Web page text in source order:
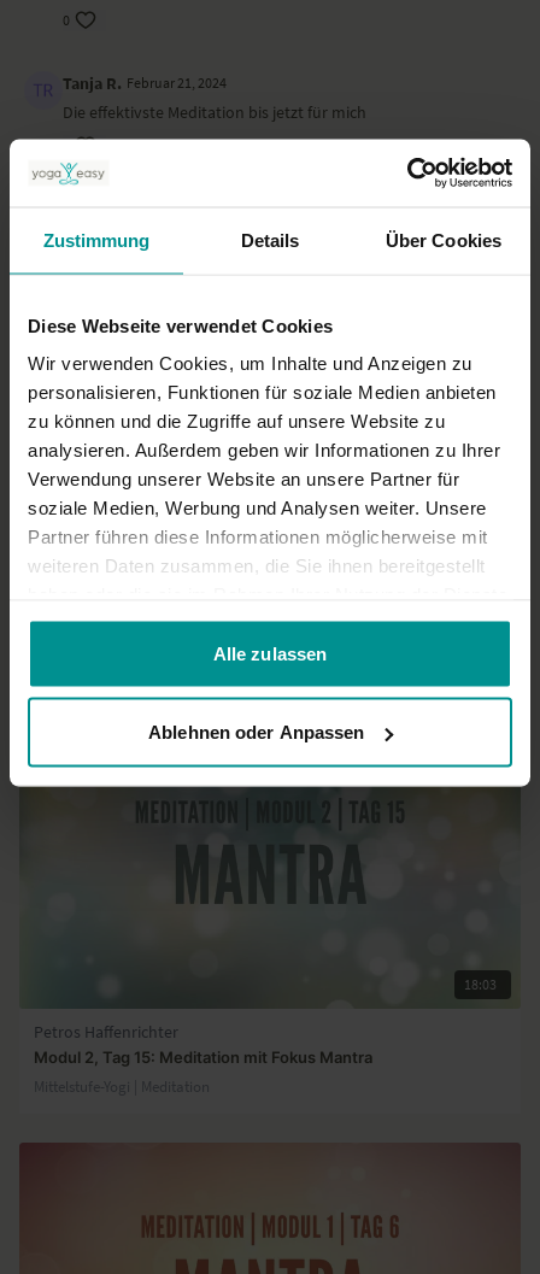
Zustimmung Details Über Cookies
Diese Webseite verwendet Cookies
Wir verwenden Cookies, um Inhalte und Anzeigen zu
personalisieren, Funktionen für soziale Medien anbieten
zu können und die Zugriffe auf unsere Website zu
analysieren. Außerdem geben wir Informationen zu Ihrer
Verwendung unserer Website an unsere Partner für
soziale Medien, Werbung und Analysen weiter. Unsere
Partner führen diese Informationen möglicherweise mit
weiteren Daten zusammen, die Sie ihnen bereitgestellt
gesammelt haben.
Alle zulassen
Ablehnen oder Anpassen
0
Tanja R. Februar 21, 2024
Die effektivste Meditation bis jetzt für mich
0
falsch gesprochenes Sanskrit. Das tut weh.
0
Kordula G. Dezember 24, 2023
Unglaublich berührend. Vielen herzlichen Dank
0
Ursula E. November 30, 2023
Durch das Mantra leicht in die tiefere Meditation zu finden.
Ähnliche Videos
18:03
Petros Haffenrichter
Modul 2, Tag 15: Meditation mit Fokus Mantra
Mittelstufe-Yogi | Meditation